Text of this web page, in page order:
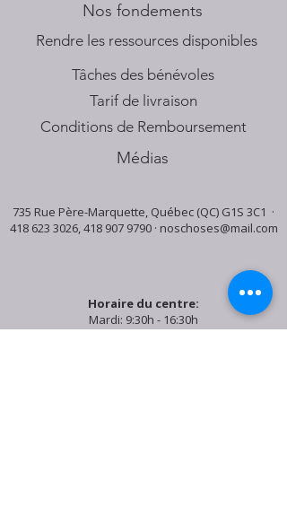
Nos fondements
​Rendre les ressources disponibles
Tâches des bénévoles
Tarif de livraison
Conditions de Remboursement
Médias
735 Rue Père-Marquette, Québec (QC) G1S 3C1 ·
418 623 3026,418 907 9790· noschoses@mail.com
Horaire du centre:
Mardi: 9:30h - 16:30h